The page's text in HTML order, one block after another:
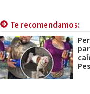
Te recomendamos: